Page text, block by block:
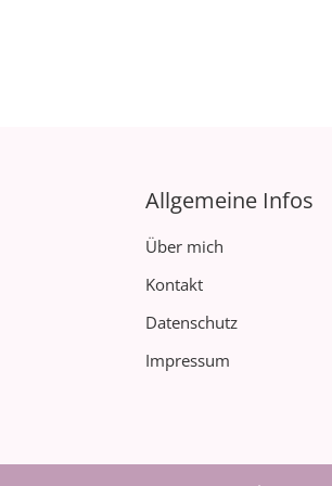
Allgemeine Infos
Über mich
Kontakt
Datenschutz
Impressum